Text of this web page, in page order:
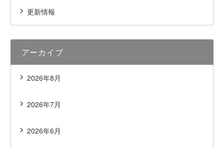
更新情報
アーカイブ
2026年8月
2026年7月
2026年6月